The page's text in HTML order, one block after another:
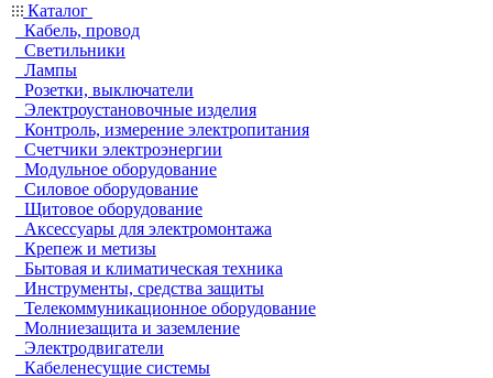
Каталог
Кабель, провод
Светильники
Лампы
Розетки, выключатели
Электроустановочные изделия
Контроль, измерение электропитания
Счетчики электроэнергии
Модульное оборудование
Силовое оборудование
Щитовое оборудование
Аксессуары для электромонтажа
Крепеж и метизы
Бытовая и климатическая техника
Инструменты, средства защиты
Телекоммуникационное оборудование
Молниезащита и заземление
Электродвигатели
Кабеленесущие системы